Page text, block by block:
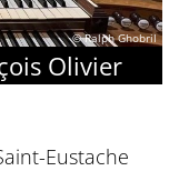
© Ralph Ghobril
Olivier
Eustache